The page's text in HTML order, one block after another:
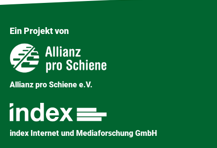
Ein Projekt von
Allianz pro Schiene e.V.
index Internet und Mediaforschung GmbH